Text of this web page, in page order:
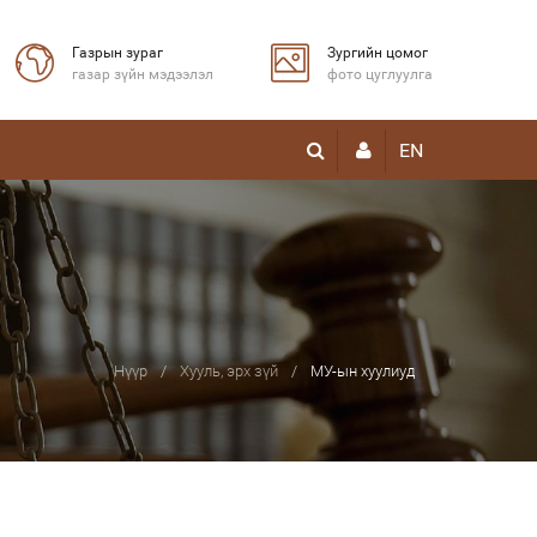
Газрын зураг
газар зүйн мэдээлэл
Зургийн цомог
фото цуглуулга
EN
Нүүр Хууль, эрх зүй МУ-ын хуулиуд